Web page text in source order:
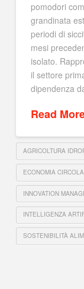
pomodori
grandinata
periodi di
mesi
isolato.
il settore
dipendenza
Read
AGRICOLTURA
ECONOMIA
INNOVATION
INTELLIGENZA
SOSTENIBILITÀ